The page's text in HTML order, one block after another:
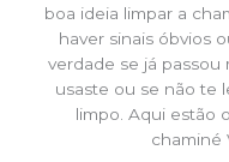
boa ideia limpar a
haver sinais óbvios
verdade se já
usaste ou se não te
limpo. Aqui estão
chaminé